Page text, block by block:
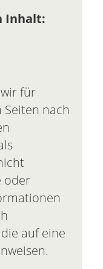
Inhalt:
für
Seiten nach
oder
auf eine